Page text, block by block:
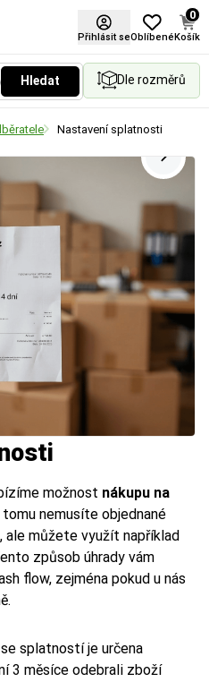
Přihlásit seOblíbené
0
Košík
Hledat Dle rozměrů
Nastavení splatnosti
možnost nákupu na
tomu nemusíte objednané
ale můžete využít například
způsob úhrady vám
flow, zejména pokud u nás
se splatností je určena
3 měsíce odebrali zboží